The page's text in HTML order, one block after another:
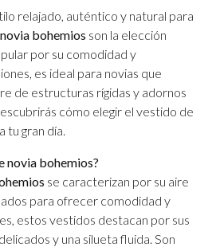
vestido
de
novia
relajado, auténtico y natural para
bohemios son la elección
por su comodidad y
es ideal para novias que
de estructuras rígidas y adornos
cómo elegir el vestido de
tu gran día.
novia bohemios?
se caracterizan por su aire
para ofrecer comodidad y
estos vestidos destacan por sus
y una silueta fluida. Son